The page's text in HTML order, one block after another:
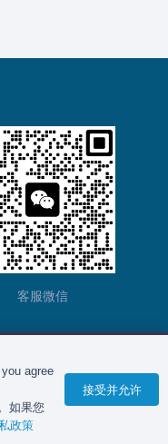
客服微信
年 |
agree
如果您
政策
接受并允许